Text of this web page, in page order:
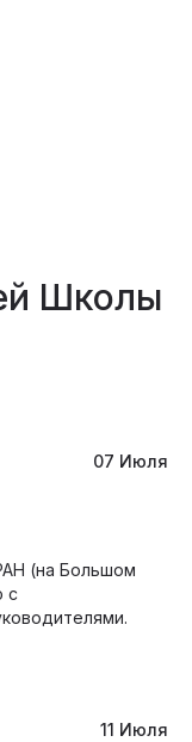
Школы
07 Июля
(на Большом
с
11 Июля